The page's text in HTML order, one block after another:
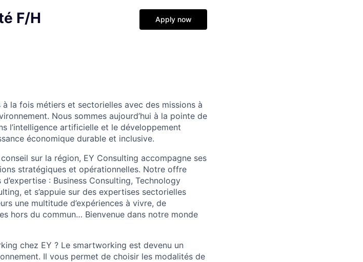
F/H Apply now
la fois métiers et sectorielles avec des missions à
Nous sommes aujourd’hui à la pointe de
l’intelligence artificielle et le développement
économique durable et inclusive.
sur la région, EY Consulting accompagne ses
stratégiques et opérationnelles. Notre offre
: Business Consulting, Technology
et s’appuie sur des expertises sectorielles
une multitude d’expériences à vivre, de
hors du commun… Bienvenue dans notre monde
chez EY ? Le smartworking est devenu un
Il vous permet de choisir les modalités de